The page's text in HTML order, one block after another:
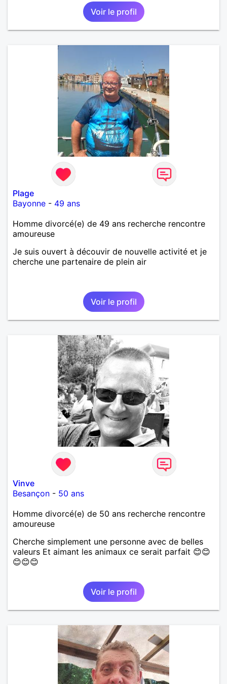
Voir le profil
Plage
Bayonne - 49 ans
Homme divorcé(e) de 49 ans recherche rencontre
amoureuse
Je suis ouvert à découvir de nouvelle activité et je
cherche une partenaire de plein air
Voir le profil
Vinve
Besançon - 50 ans
Homme divorcé(e) de 50 ans recherche rencontre
amoureuse
Cherche simplement une personne avec de belles
valeurs Et aimant les animaux ce serait parfait 😊😊
😊😊😊
Voir le profil